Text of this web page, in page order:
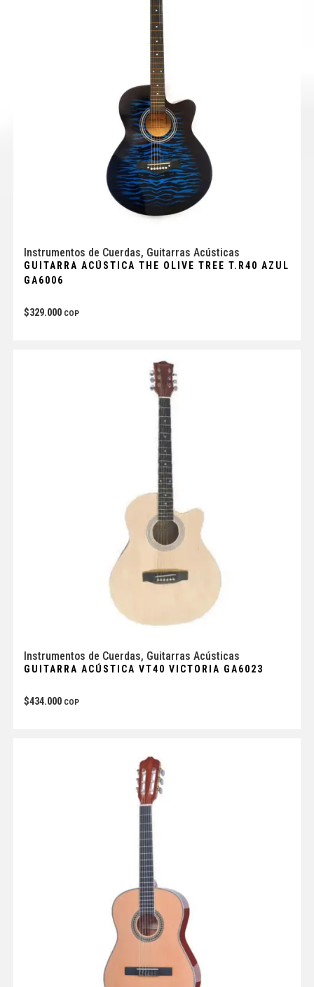
Instrumentos de Cuerdas, Guitarras Acústicas
GUITARRA ACÚSTICA THE OLIVE TREE T.R40 AZUL
GA6006
$329.000 COP
Instrumentos de Cuerdas, Guitarras Acústicas
GUITARRA ACÚSTICA VT40 VICTORIA GA6023
$434.000 COP